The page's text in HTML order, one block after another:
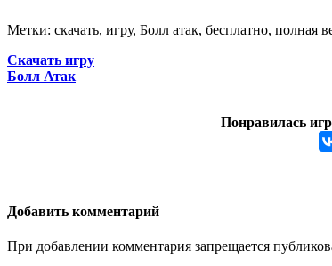
Метки: скачать, игру, Болл атак, бесплатно, полная
Скачать игру
Болл Атак
Понравилась
Добавить комментарий
При добавлении комментария запрещается